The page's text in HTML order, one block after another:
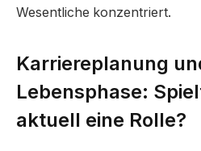
Wesentliche konzentriert.
Karriereplanung
Lebensphase:
aktuell eine Rolle?